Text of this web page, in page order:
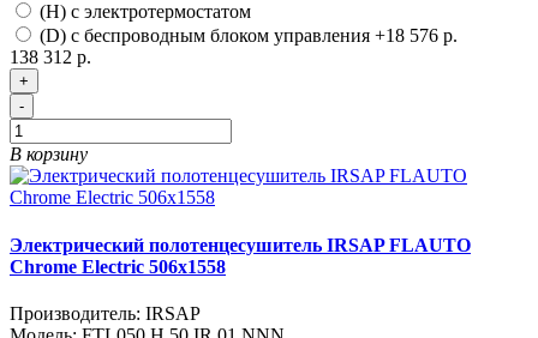
(H) с электротермостатом
(D) с беспроводным блоком управления +18 576 р.
138 312 р.
+
-
В корзину
Электрический полотенцесушитель IRSAP FLAUTO
Chrome Electric 506х1558
Производитель: IRSAP